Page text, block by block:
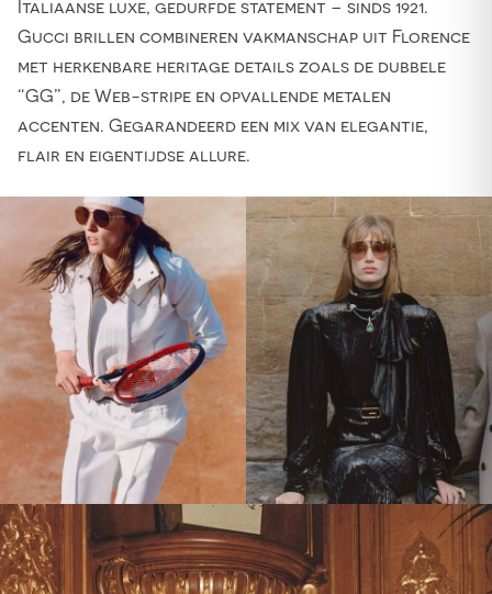
Italiaanse luxe, gedurfde statement – sinds 1921.
Gucci brillen combineren vakmanschap uit Florence
met herkenbare heritage details zoals de dubbele
“GG”, de Web-stripe en opvallende metalen
accenten. Gegarandeerd een mix van elegantie,
flair en eigentijdse allure.